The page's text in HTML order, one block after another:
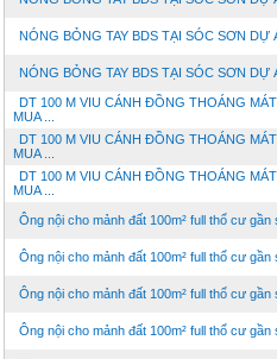
NÓNG BỎNG TAY BDS TẠI SÓC SƠN DỰ
NÓNG BỎNG TAY BDS TẠI SÓC SƠN DỰ
DT 100 M VIU CÁNH ĐỒNG THOÁNG
MUA ...
DT 100 M VIU CÁNH ĐỒNG THOÁNG
MUA ...
DT 100 M VIU CÁNH ĐỒNG THOÁNG
MUA ...
Ông nội cho mảnh đất 100m² full thổ cư gần
Ông nội cho mảnh đất 100m² full thổ cư gần
Ông nội cho mảnh đất 100m² full thổ cư gần
Ông nội cho mảnh đất 100m² full thổ cư gần